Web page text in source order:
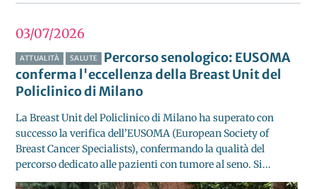
03/072026
ATTUALITÀ SALUTE
Percorso senologico: EUSOMA
conferma l'eccellenza della Breast Unit del
Policlinico di Milano
La Breast Unit del Policlinico di Milano ha superato con
successo la verifica dell’EUSOMA (European Society of
Breast Cancer Specialists), confermando la qualità del
percorso dedicato alle pazienti con tumore al seno. Si...